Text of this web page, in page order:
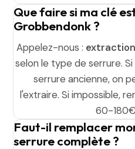
Que faire si ma clé
Grobbendonk ?
Appelez-nous :
selon le type de serrure.
serrure ancienne, on
l'extraire. Si impossible,
60-
Faut-il remplacer
serrure complète ?